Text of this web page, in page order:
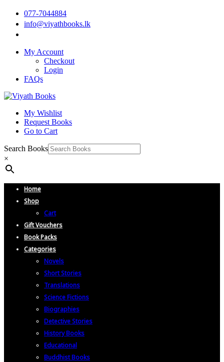
077-7044884
info@viyathbooks.lk
My Account
Checkout
Login
FAQs
My Wishlist
Request Books
Go to Cart
Search Books
×
Home
Shop
Cart
Gift Vouchers
Book Packs
Categories
Novels
Short Stories
Translations
Science Fictions
Biographies
Detective Stories
History Books
Educational
Buddhist Books